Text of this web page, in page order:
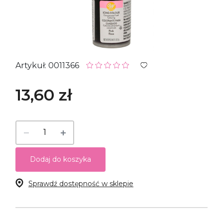
Artykuł: 0011366
13,60 zł
Dodaj do koszyka
Sprawdź dostępność w sklepie